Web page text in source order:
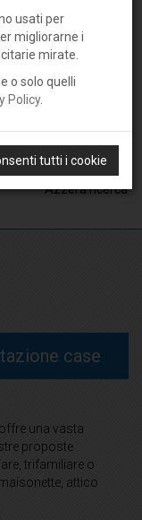
usati per
migliorarne i
mirate.
o solo quelli
Policy.
tutti i cookie
Azzera ricerca
case
una vasta
proposte
trifamiliare o
attico